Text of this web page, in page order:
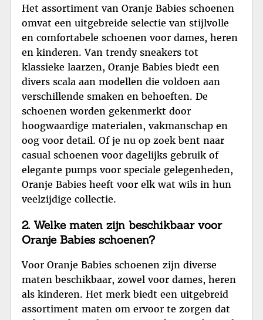
Het assortiment van Oranje Babies schoenen
omvat een uitgebreide selectie van stijlvolle
en comfortabele schoenen voor dames, heren
en kinderen. Van trendy sneakers tot
klassieke laarzen, Oranje Babies biedt een
divers scala aan modellen die voldoen aan
verschillende smaken en behoeften. De
schoenen worden gekenmerkt door
hoogwaardige materialen, vakmanschap en
oog voor detail. Of je nu op zoek bent naar
casual schoenen voor dagelijks gebruik of
elegante pumps voor speciale gelegenheden,
Oranje Babies heeft voor elk wat wils in hun
veelzijdige collectie.
2. Welke maten zijn beschikbaar voor
Oranje Babies schoenen?
Voor Oranje Babies schoenen zijn diverse
maten beschikbaar, zowel voor dames, heren
als kinderen. Het merk biedt een uitgebreid
assortiment maten om ervoor te zorgen dat